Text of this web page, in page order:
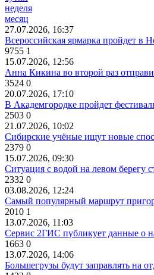
неделя
месяц
27.07.2026, 16:37
Всероссийская ярмарка пройдет в
9755 1
15.07.2026, 12:56
Анна Кикина во второй раз
3524 0
20.07.2026, 17:10
В Академгородке пройдет
2503 0
21.07.2026, 10:02
Сибирские учёные ищут новые
2379 0
15.07.2026, 09:30
Ситуация с водой на левом берегу
2332 0
03.08.2026, 12:24
Самый популярный маршрут
2010 1
13.07.2026, 11:03
Сервис 2ГИС публикует данные о
1663 0
13.07.2026, 14:06
Большегрузы будут заправлять на